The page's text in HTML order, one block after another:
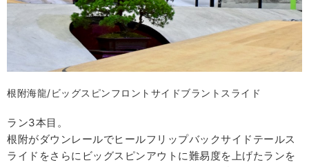
根附海龍/ビッグスピンフロントサイドブラントスライド
ラン3本目。
根附がダウンレールでヒールフリップバックサイドテールス
ライドをさらにビッグスピンアウトに難易度を上げたランを